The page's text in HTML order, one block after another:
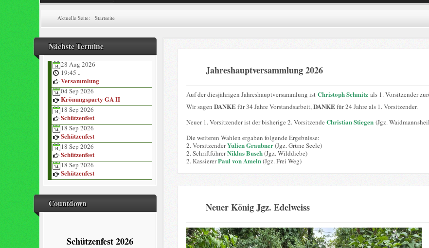
Aktuelle Seite:Startseite
Nächste Termine
28 Aug 2026
19:45 -
Versammlung
04 Sep 2026
Krönungsparty GA II
18 Sep 2026
Schützenfest
18 Sep 2026
Schützenfest
18 Sep 2026
Schützenfest
18 Sep 2026
Schützenfest
Countdown
Schützenfest 2026
Jahreshauptversammlung 2026
Auf der diesjährigen Jahreshauptversammlung ist Christoph Schmitzals 1. Vorsitzender
Wir sagen DANKEfür 34 Jahre Vorstandsarbeit, DANKEfür 24 Jahre als 1. Vorsitzender.
Neuer 1. Vorsitzender ist der bisherige 2. Vorsitzende Christian Stiegen (Jgz.
Die weiteren Wahlen ergaben folgende Ergebnisse:
2. VorsitzenderYulien Graubner(Jgz. Grüne Seele)
2. SchriftführerNiklas Busch(Jgz. Wilddiebe)
2. KassiererPaul von Ameln(Jgz. Frei Weg)
Neuer König Jgz. Edelweiss